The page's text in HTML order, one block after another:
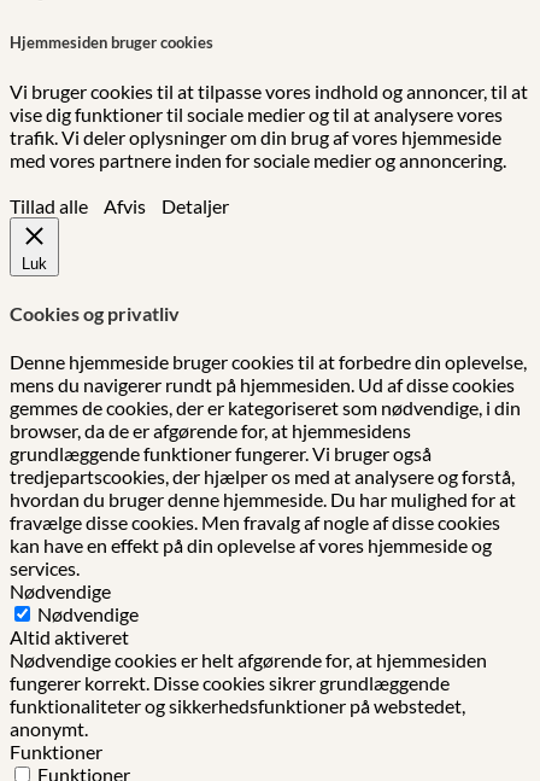
Hjemmesiden bruger cookies
Vi bruger cookies til at tilpasse vores indhold og annoncer, til at
vise dig funktioner til sociale medier og til at analysere vores
trafik. Vi deler oplysninger om din brug af vores hjemmeside
med vores partnere inden for sociale medier og annoncering.
Tillad alle
Afvis Detaljer
Luk
Cookies og privatliv
Denne hjemmeside bruger cookies til at forbedre din oplevelse,
mens du navigerer rundt på hjemmesiden. Ud af disse cookies
gemmes de cookies, der er kategoriseret som nødvendige, i din
browser, da de er afgørende for, at hjemmesidens
grundlæggende funktioner fungerer. Vi bruger også
tredjepartscookies, der hjælper os med at analysere og forstå,
hvordan du bruger denne hjemmeside. Du har mulighed for at
fravælge disse cookies. Men fravalg af nogle af disse cookies
kan have en effekt på din oplevelse af vores hjemmeside og
services.
Nødvendige
Nødvendige
Altid aktiveret
Nødvendige cookies er helt afgørende for, at hjemmesiden
fungerer korrekt. Disse cookies sikrer grundlæggende
funktionaliteter og sikkerhedsfunktioner på webstedet,
anonymt.
Funktioner
Funktioner